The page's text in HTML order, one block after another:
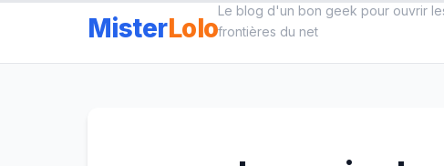
contenu
MisterLolo
Le blog d'un bon geek pour ouvrir
frontières du net